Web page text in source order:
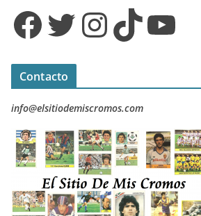
Facebook Twitter InstagramTikTok YouTube
Contacto
info@elsitiodemiscromos.com